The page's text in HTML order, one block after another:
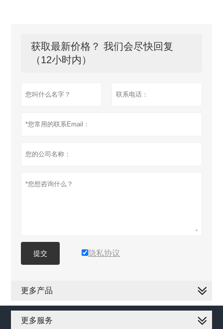
获取最新价格？ 我们会尽快回复
（12小时内）
提交 隐私协议
更多产品
更多服务